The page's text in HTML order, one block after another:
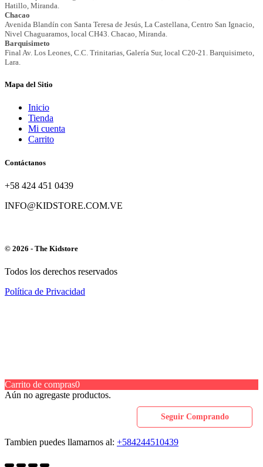
Mapa del Sitio
Inicio
Tienda
Mi cuenta
Carrito
Contáctanos
+58 424 451 0439
INFO@KIDSTORE.COM.VE
© 2026 - The Kidstore
Todos los derechos reservados
Política de Privacidad
Carrito de compras0
Aún no agregaste productos.
Seguir Comprando
Tambien puedes llamarnos al: +584244510439